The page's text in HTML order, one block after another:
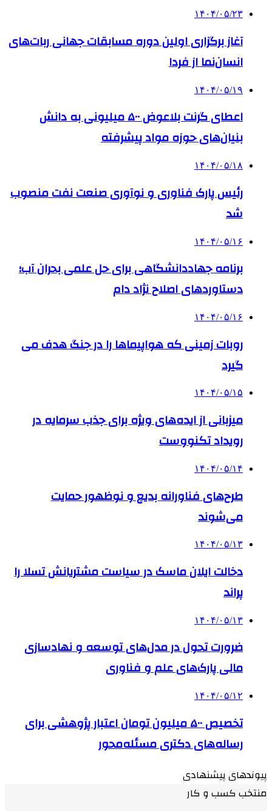
۱۴۰۴/۰۵/۲۳
آغاز برگزاری اولین دوره مسابقات جهانی ربات‌های
انسان‌نما از فردا
۱۴۰۴/۰۵/۱۹
اعطای گرنت بلاعوض ۵۰۰ میلیونی به دانش
بنیان‌های حوزه مواد پیشرفته
۱۴۰۴/۰۵/۱۸
رئیس پارک فناوری و نوآوری صنعت نفت منصوب
شد
۱۴۰۴/۰۵/۱۶
برنامه جهاددانشگاهی برای حل علمی بحران آب؛
دستاوردهای اصلاح نژاد دام
۱۴۰۴/۰۵/۱۶
روبات زمینی که هواپیماها را در جنگ هدف می
گیرد
۱۴۰۴/۰۵/۱۵
میزبانی از ایده‌های ویژه برای جذب سرمایه در
رویداد تکنووست
۱۴۰۴/۰۵/۱۴
طرح‌های فناورانه بدیع و نوظهور حمایت
می‌شوند
۱۴۰۴/۰۵/۱۳
دخالت ایلان ماسک در سیاست مشتریانش تسلا را
پراند
۱۴۰۴/۰۵/۱۳
ضرورت تحول در مدل‌های توسعه و نهادسازی
مالی پارک‌های علم و فناوری
۱۴۰۴/۰۵/۱۲
تخصیص ۵۰۰ میلیون تومان اعتبار پژوهشی برای
رساله‌های دکتری مسئله‌محور
پیوندهای پیشنهادی
منتخب کسب و کار